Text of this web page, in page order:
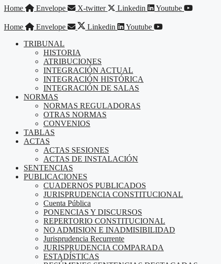
Saltar
contenido
Home Envelope X-twitter Linkedin Youtube
Home Envelope Linkedin
Youtube
TRIBUNAL
HISTORIA
ATRIBUCIONES
INTEGRACIÓN ACTUAL
INTEGRACIÓN HISTÓRICA
INTEGRACIÓN DE SALAS
NORMAS
NORMAS REGULADORAS
OTRAS NORMAS
CONVENIOS
TABLAS
ACTAS
ACTAS SESIONES
ACTAS DE INSTALACIÓN
SENTENCIAS
PUBLICACIONES
CUADERNOS PUBLICADOS
JURISPRUDENCIA CONSTITUCIONAL
Cuenta Pública
PONENCIAS Y DISCURSOS
REPERTORIO CONSTITUCIONAL
NO ADMISION E INADMISIBILIDAD
Jurisprudencia Recurrente
JURISPRUDENCIA COMPARADA
ESTADÍSTICAS